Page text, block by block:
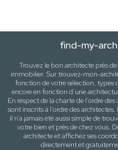
find-my-
Trouvez le bon architecte près de
immobilier. Sur trouvez-mon-
fonction de votre sélection, types
encore en fonction d’une
En respect de la charte de l’ordre
sont inscrits à l’ordre des
il n’a jamais été aussi simple de
votre bien et près dechez vous.
architecte et affichez ses
directement et